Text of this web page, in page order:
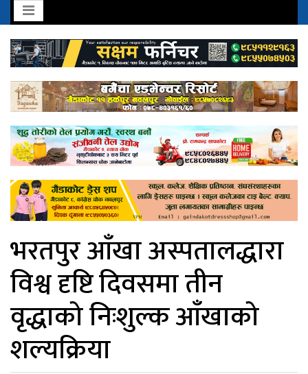
भरतपुर आँखा अस्पतालद्धारा
विश्व दृष्टि दिवसमा तीन
वृद्धाको निःशुल्क आँखाको
शल्यक्रिया